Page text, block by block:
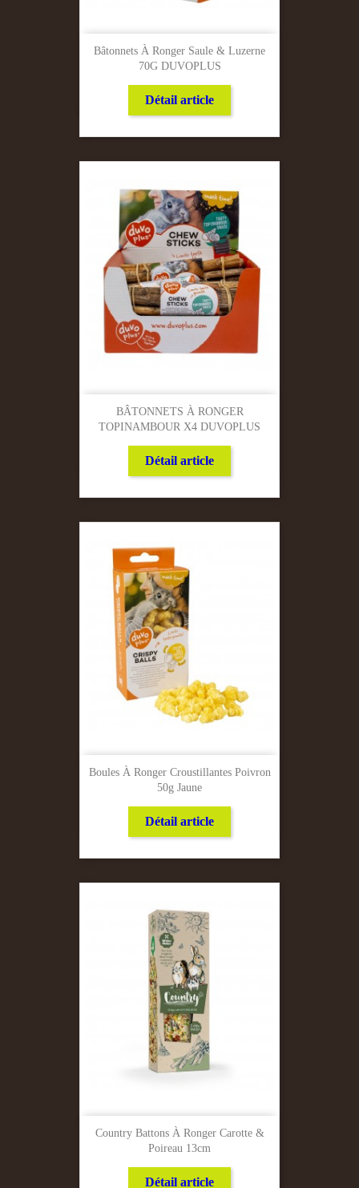
Bâtonnets À Ronger Saule & Luzerne
70G DUVOPLUS
Détail article
BÂTONNETS À RONGER
TOPINAMBOUR X4 DUVOPLUS
Détail article
Boules À Ronger Croustillantes Poivron
50g Jaune
Détail article
Country Battons À Ronger Carotte &
Poireau 13cm
Détail article